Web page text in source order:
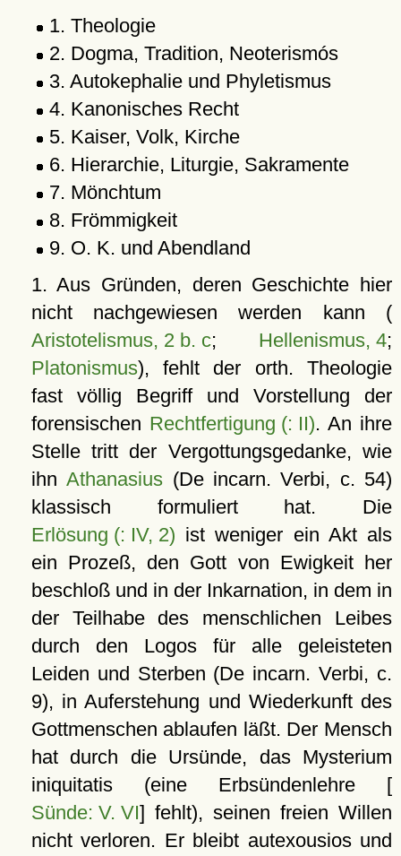
1. Theologie
2. Dogma, Tradition, Neoterismós
3. Autokephalie und Phyletismus
4. Kanonisches Recht
5. Kaiser, Volk, Kirche
6. Hierarchie, Liturgie, Sakramente
7. Mönchtum
8. Frömmigkeit
9. O. K. und Abendland
1. Aus Gründen, deren Geschichte hier
nicht nachgewiesen werden kann (
Aristotelismus, 2 b. c; Hellenismus, 4;
Platonismus), fehlt der orth. Theologie
fast völlig Begriff und Vorstellung der
forensischen Rechtfertigung (: II). An ihre
Stelle tritt der Vergottungsgedanke, wie
ihnAthanasius (De incarn. Verbi, c. 54)
klassisch formuliert hat. Die
Erlösung (: IV, 2) ist weniger ein Akt als
ein Prozeß, den Gott von Ewigkeit her
beschloß und in der Inkarnation, in dem in
der Teilhabe des menschlichen Leibes
durch den Logos für alle geleisteten
Leiden und Sterben (De incarn. Verbi, c.
9), in Auferstehung und Wiederkunft des
Gottmenschen ablaufen läßt. Der Mensch
hat durch die Ursünde, das Mysterium
iniquitatis (eine Erbsündenlehre [
Sünde: V. VI] fehlt), seinen freien Willen
nicht verloren. Er bleibt autexousios und